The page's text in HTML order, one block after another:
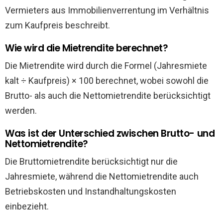
Vermieters aus Immobilienverrentung im Verhältnis
zum Kaufpreis beschreibt.
Wie wird die Mietrendite berechnet?
Die Mietrendite wird durch die Formel (Jahresmiete
kalt ÷ Kaufpreis) × 100 berechnet, wobei sowohl die
Brutto- als auch die Nettomietrendite berücksichtigt
werden.
Was ist der Unterschied zwischen Brutto- und
Nettomietrendite?
Die Bruttomietrendite berücksichtigt nur die
Jahresmiete, während die Nettomietrendite auch
Betriebskosten und Instandhaltungskosten
einbezieht.